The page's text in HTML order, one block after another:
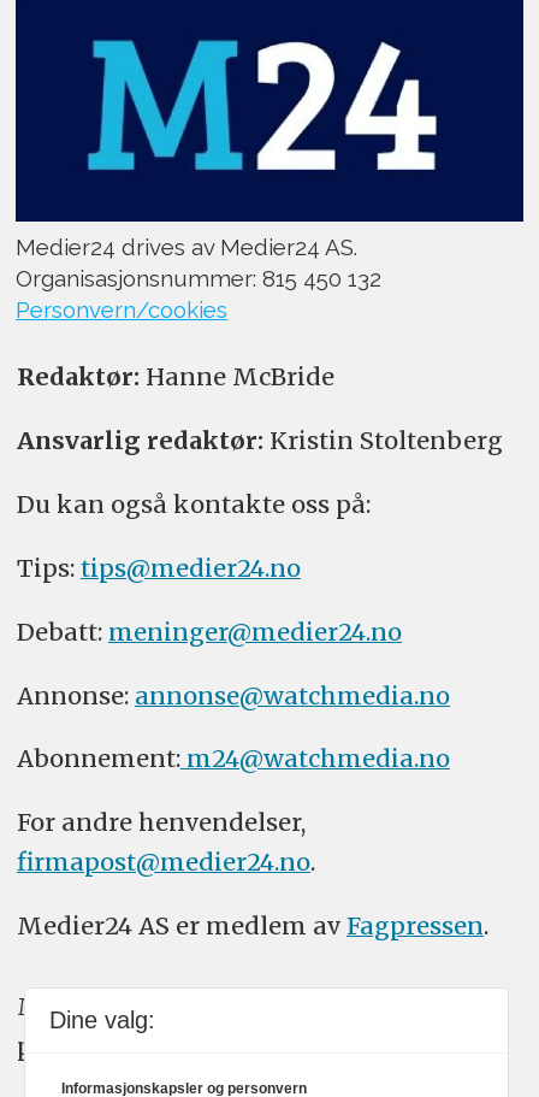
Medier24 drives av Medier24 AS.
Organisasjonsnummer: 815 450 132
Personvern/cookies
Redaktør: Hanne McBride
Ansvarlig redaktør: Kristin Stoltenberg
Du kan også kontakte oss på:
Tips: tips@medier24.no
Debatt: meninger@medier24.no
Annonse: annonse@watchmedia.no
Abonnement:m24@watchmedia.no
For andre henvendelser,
firmapost@medier24.no.
Medier24 AS er medlem av Fagpressen.
Medier24 arbeider etter Vær Varsom-
plakatens regler for god presseskikk.
Dine valg:
Informasjonskapsler og personvern